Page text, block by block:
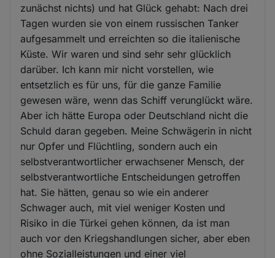
zunächst nichts) und hat Glück gehabt: Nach drei
Tagen wurden sie von einem russischen Tanker
aufgesammelt und erreichten so die italienische
Küste. Wir waren und sind sehr sehr glücklich
darüber. Ich kann mir nicht vorstellen, wie
entsetzlich es für uns, für die ganze Familie
gewesen wäre, wenn das Schiff verunglückt wäre.
Aber ich hätte Europa oder Deutschland nicht die
Schuld daran gegeben. Meine Schwägerin in nicht
nur Opfer und Flüchtling, sondern auch ein
selbstverantwortlicher erwachsener Mensch, der
selbstverantwortliche Entscheidungen getroffen
hat. Sie hätten, genau so wie ein anderer
Schwager auch, mit viel weniger Kosten und
Risiko in die Türkei gehen können, da ist man
auch vor den Kriegshandlungen sicher, aber eben
ohne Sozialleistungen und einer viel